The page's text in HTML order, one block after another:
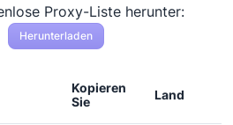
Proxy-Liste herunter:
Herunterladen
Kopieren
Sie
Land